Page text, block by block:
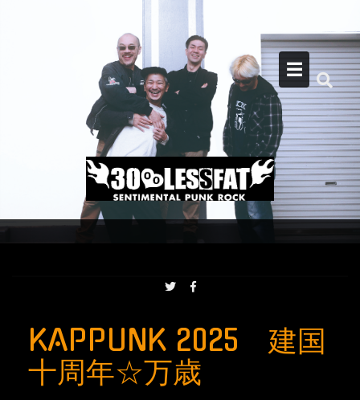
☰
KAPPUNK 2025 建国
十周年☆万歳